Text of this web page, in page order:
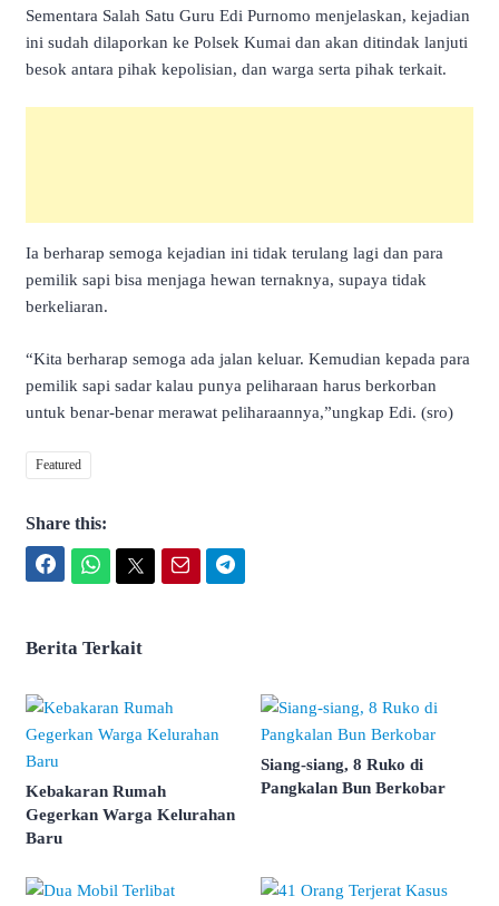
Sementara Salah Satu Guru Edi Purnomo menjelaskan, kejadian
ini sudah dilaporkan ke Polsek Kumai dan akan ditindak lanjuti
besok antara pihak kepolisian, dan warga serta pihak terkait.
Ia berharap semoga kejadian ini tidak terulang lagi dan para
pemilik sapi bisa menjaga hewan ternaknya, supaya tidak
berkeliaran.
“Kita berharap semoga ada jalan keluar. Kemudian kepada para
pemilik sapi sadar kalau punya peliharaan harus berkorban
untuk benar-benar merawat peliharaannya,”ungkap Edi. (sro)
Featured
Share this:
Berita Terkait
Kebakaran Rumah
Gegerkan Warga Kelurahan
Baru
Siang-siang, 8 Ruko di
Pangkalan Bun Berkobar